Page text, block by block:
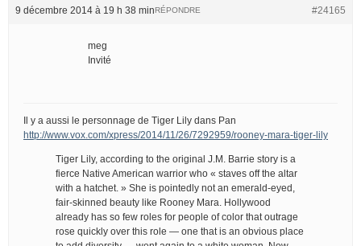
9 décembre 2014 à 19 h 38 min #24165
RÉPONDRE
meg
Invité
Il y a aussi le personnage de Tiger Lily dans Pan
http://www.vox.com/xpress/2014/11/26/7292959/rooney-mara-tiger-lily
Tiger Lily, according to the original J.M. Barrie story is a
fierce Native American warrior who « staves off the altar
with a hatchet. » She is pointedly not an emerald-eyed,
fair-skinned beauty like Rooney Mara. Hollywood
already has so few roles for people of color that outrage
rose quickly over this role — one that is an obvious place